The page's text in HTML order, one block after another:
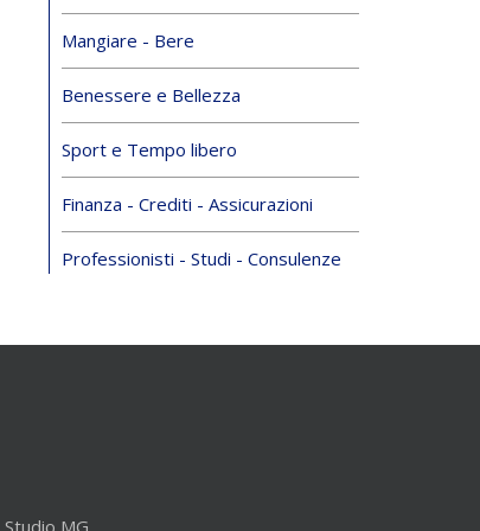
Mangiare - Bere
Benessere e Bellezza
Sport e Tempo libero
Finanza - Crediti - Assicurazioni
Professionisti - Studi - Consulenze